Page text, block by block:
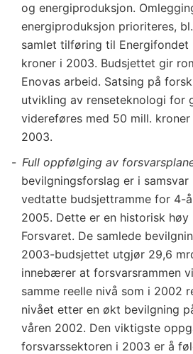
og energiproduksjon.
energiproduksjon prioriteres,
samlet tilføring til Energifondet
kroner i 2003. Budsjettet gir
Enovas arbeid. Satsing på
utvikling av renseteknologi for
videreføres med 50 mill.
2003.
Full oppfølging av
bevilgningsforslag er i
vedtatte budsjettramme for 4-
2005. Dette er en historisk høy
Forsvaret. De samlede
2003-budsjettet utgjør 29,6
innebærer at forsvarsrammen
samme reelle nivå som i 2002
nivået etter en økt bevilgning
våren 2002. Den viktigste
forsvarssektoren i 2003 er å